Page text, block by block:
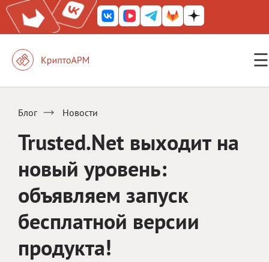
☰
Железный почтовый ящик
КриптоАРМ Mobile
КриптоАРМ ID
КриптоАРМ Документы
Блог Новости
Trusted.Net выходит на
новый уровень:
объявляем запуск
бесплатной версии
продукта!